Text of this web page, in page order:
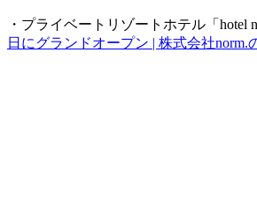
・プライベートリゾートホテル「hotel
日にグランドオープン | 株式会社norm.